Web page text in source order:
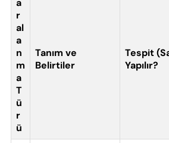
a
r
al
a
n
m
a
T
ü
r
ü
Tanım ve
Belirtiler
Tespit
Yapılır?